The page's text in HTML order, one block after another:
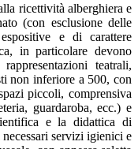
ricettività alberghiera e
(con esclusione delle
e di carattere
in particolare devono
teatrali,
non inferiore a 500, con
piccoli, comprensiva
guardaroba, ecc.) e
e la didattica di
servizi igienici e